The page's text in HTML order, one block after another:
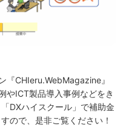
CHIeru.WebMagazine』
やICT製品導入事例などをき
DXハイスクール」で補助金
ので、是非ご覧ください！